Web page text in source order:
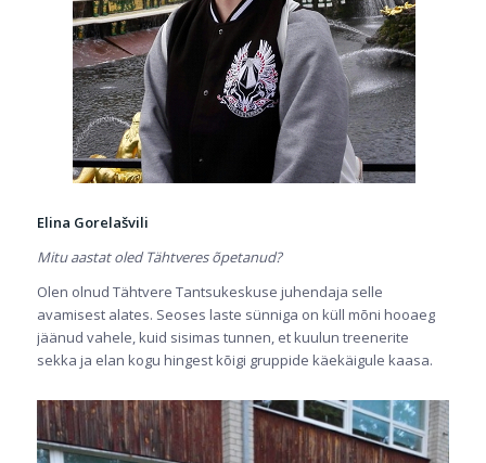
Elina Gorelašvili
Mitu aastat oled Tähtveres õpetanud?
Olen olnud Tähtvere Tantsukeskuse juhendaja selle
avamisest alates. Seoses laste sünniga on küll mõni hooaeg
jäänud vahele, kuid sisimas tunnen, et kuulun treenerite
sekka ja elan kogu hingest kõigi gruppide käekäigule kaasa.